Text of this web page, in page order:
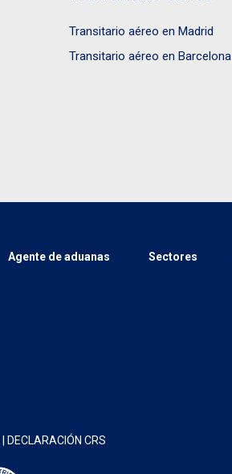
Transitario aéreo en Madrid
Transitario aéreo en Barcelona
Agente de aduanas Sectores
DECLARACIÓN CRS